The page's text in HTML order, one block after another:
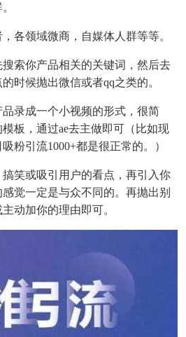
领域微商，自媒体人群等等。
你产品相关的关键词，然后去
时候抛出微信或者qq之类的。
成一个小视频的形式，很简
板，通过ae去主做即可（比如现
粉引流1000+都是很正常的。）
或吸引用户的看点，再引入你
觉一定是与众不同的。再抛出别
动加你的理由即可。